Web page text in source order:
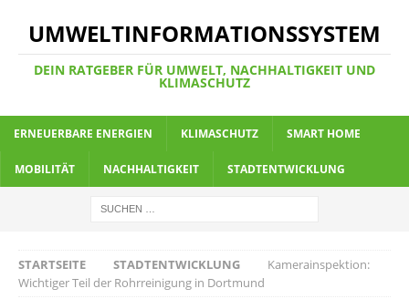
UMWELTINFORMATIONSSYSTEM
DEIN RATGEBER FÜR UMWELT, NACHHALTIGKEIT UND
KLIMASCHUTZ
ERNEUERBARE ENERGIEN KLIMASCHUTZ SMART HOME
MOBILITÄT NACHHALTIGKEIT STADTENTWICKLUNG
STARTSEITE STADTENTWICKLUNG
Kamerainspektion:
Wichtiger Teil der Rohrreinigung in Dortmund